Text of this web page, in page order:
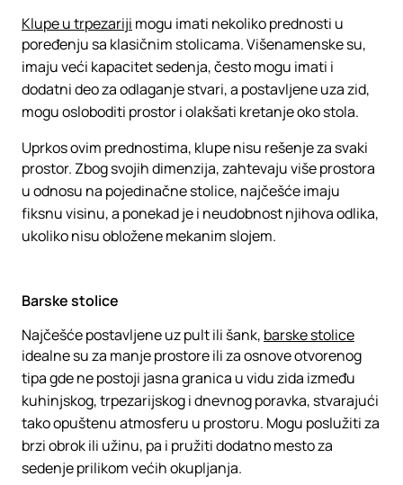
Klupe u trpezariji mogu imati nekoliko prednosti u
poređenju sa klasičnim stolicama. Višenamenske su,
imaju veći kapacitet sedenja, često mogu imati i
dodatni deo za odlaganje stvari, a postavljene uza zid,
mogu osloboditi prostor i olakšati kretanje oko stola.
Uprkos ovim prednostima, klupe nisu rešenje za svaki
prostor. Zbog svojih dimenzija, zahtevaju više prostora
u odnosu na pojedinačne stolice, najčešće imaju
fiksnu visinu, a ponekad je i neudobnost njihova odlika,
ukoliko nisu obložene mekanim slojem.
Barske stolice
Najčešće postavljene uz pult ili šank, barske stolice
idealne su za manje prostore ili za osnove otvorenog
tipa gde ne postoji jasna granica u vidu zida između
kuhinjskog, trpezarijskog i dnevnog poravka, stvarajući
tako opuštenu atmosferu u prostoru. Mogu poslužiti za
brzi obrok ili užinu, pa i pružiti dodatno mesto za
sedenje prilikom većih okupljanja.